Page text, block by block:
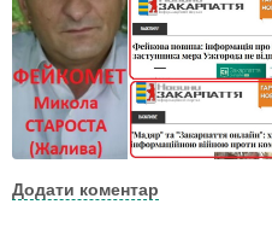
Додати коментар